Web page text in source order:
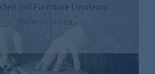
mit Furniture Linoleum
MEHR ERFAHREN